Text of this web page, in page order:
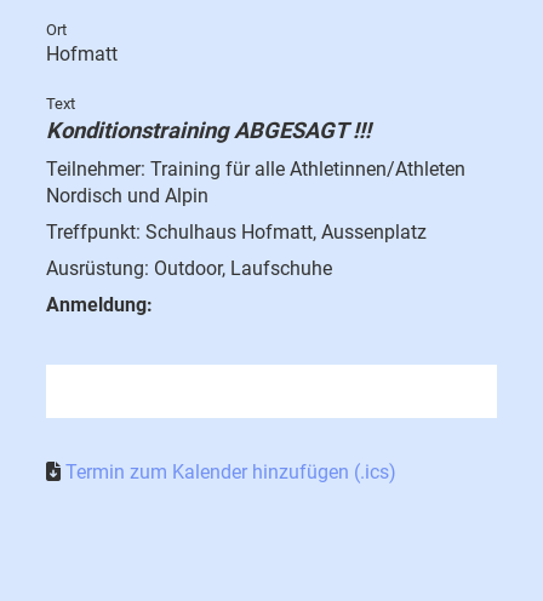
Ort
Hofmatt
Text
Konditionstraining ABGESAGT !!!
Teilnehmer: Training für alle Athletinnen/Athleten
Nordisch und Alpin
Treffpunkt: Schulhaus Hofmatt, Aussenplatz
Ausrüstung: Outdoor, Laufschuhe
Anmeldung:
Termin zum Kalender hinzufügen (.ics)